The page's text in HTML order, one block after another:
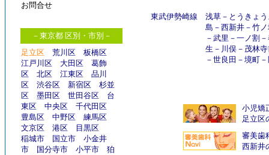
お問合せ
－東京都 区別・市別－
足立区
荒川区
板橋区
江戸川区
大田区
葛飾
区
北区 江東区
品川
区
渋谷区 新宿区
杉並
区
墨田区 世田谷区
台
東区
中央区
千代田区
豊島区
中野区
練馬区
文京区
港区
目黒区
稲城市
国立市 小金井
市
国分寺市 小平市
狛
東武伊勢崎線 浅草－ とうきょ
島 － 西新井－ 竹ノ
－ 武里 － 一ノ割 －
生 － 川俣－ 茂林
－ 世良田 － 境町－
小児矯
足立区
審美歯
西新井